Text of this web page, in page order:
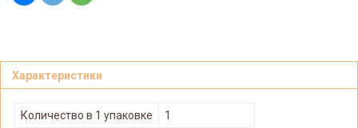
Характеристики
Количество в 1 упаковке
1